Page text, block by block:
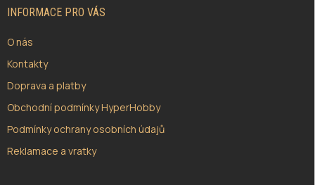
INFORMACE PRO VÁS
O nás
Kontakty
Doprava a platby
Obchodní podmínky HyperHobby
Podmínky ochrany osobních údajů
Reklamace a vratky